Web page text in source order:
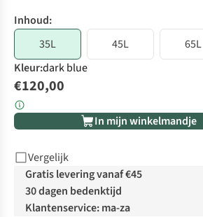
Inhoud:
35L
45L 65L
Kleur:dark blue
€120,00
In mijn winkelmandje
Vergelijk
Gratis levering vanaf €45
30 dagen bedenktijd
Klantenservice: ma-za